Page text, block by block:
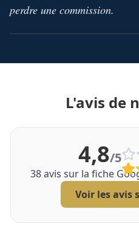
perdre une commission.
L'avis de
4,8/5
38avis sur la fiche
Voir les avis